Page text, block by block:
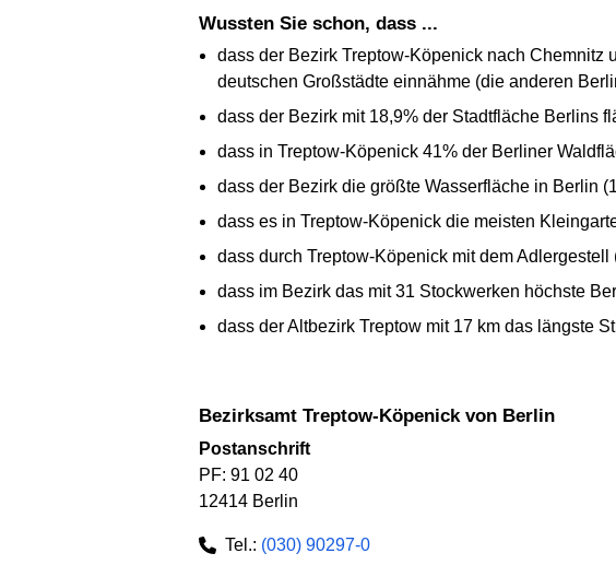
Wussten Sie schon, dass ...
dass der Bezirk Treptow-Köpenick nach
deutschen Großstädte einnähme (die anderen
dass der Bezirk mit 18,9% der Stadtfläche Berlins
dass in Treptow-Köpenick 41% der Berliner
dass der Bezirk die größte Wasserfläche in Berlin
dass es in Treptow-Köpenick die meisten
dass durch Treptow-Köpenick mit dem
dass im Bezirk das mit 31 Stockwerken höchste
dass der Altbezirk Treptow mit 17 km das längste
Bezirksamt Treptow-Köpenick von Berlin
Postanschrift
PF: 91 02 40
12414 Berlin
Tel.: (030) 90297-0